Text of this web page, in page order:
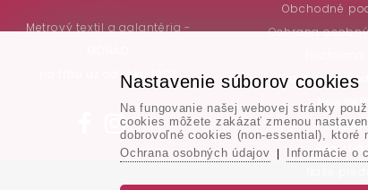
Metrový textil a galantéria -
na trhu už od roku 1993
Obchodné
Ochrana
Odstúpenie
Nastavenie súborov cookies
Na fungovanie našej webovej stránky
cookies môžete zakázať zmenou
dobrovoľné cookies (non-essential),
Ochrana osobných údajov
Informácie o